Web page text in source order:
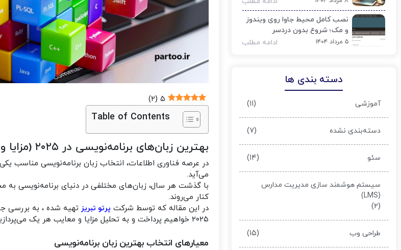
نصب کامل محیط جاوا روی ویندوز
و مک؛ شروع بدون دردسر
۵ مرداد ۱۴۰۴ ادامه مطلب
دسته بندی ها
آموزشی (۱۱)
دسته‌بندی نشده (۷)
سئو (۱۴)
سیستم هوشمند سازی مدیریت مدارس
(LMS)
(۲)
طراحی وب (۱۵)
۵ (۲)
Table of Contents
بهترین زبان‌های برنامه‌نویسی در ۲۰۲۵ (مزایا و معایب آن)
در عرصه فناوری اطلاعات، انتخاب زبان برنامه‌نویسی مناسب
می‌آید.
با گذشت هر سال، زبان‌های مختلفی در دنیای برنامه‌نویسی به
کنار می‌روند.
در این مقاله که توسط شرکت پرتو تبریز تهیه شده ، به بررسی
۲۰۲۵ خواهیم پرداخت و به تحلیل مزایا و معایب هر یک می‌پردازیم.
معیارهای انتخاب بهترین زبان برنامه‌نویسی